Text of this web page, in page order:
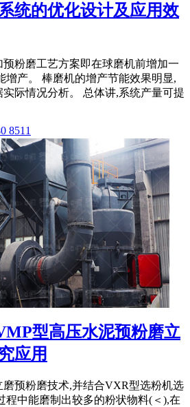
统的优化设计及应用效
粉磨工艺方案即在球磨机前增加一
增产。 棒磨机的增产节能效果明显,
际情况分析。 总体讲,系统产量可提
8511
型高压水泥预粉磨立
应用
预粉磨技术,并结合VXR型选粉机选
程中能磨制出较多的粉状物料(＜),在